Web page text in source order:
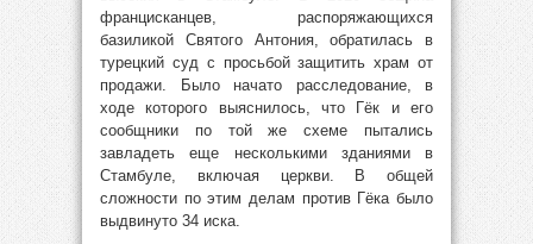
францисканцев, распоряжающихся
базиликой Святого Антония, обратилась в
турецкий суд с просьбой защитить храм от
продажи. Было начато расследование, в
ходе которого выяснилось, что Гёк и его
сообщники по той же схеме пытались
завладеть еще несколькими зданиями в
Стамбуле, включая церкви. В общей
сложности по этим делам против Гёка было
выдвинуто 34 иска.